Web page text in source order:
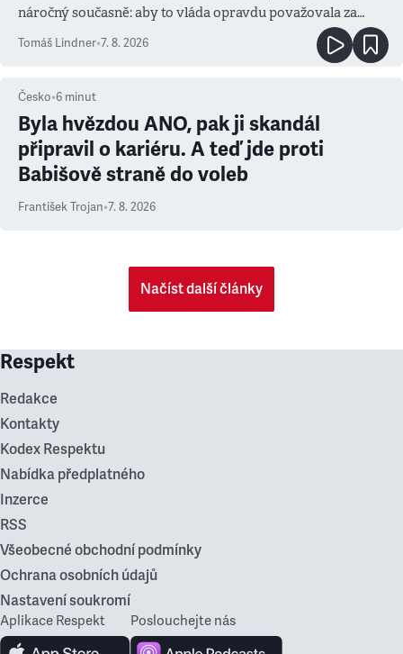
náročný současně: aby to vláda opravdu považovala za
prioritu
Tomáš Lindner•7. 8. 2026
Česko•6 minut
Byla hvězdou ANO, pak ji skandál
připravil o kariéru. A teď jde proti
Babišově straně do voleb
František Trojan•7. 8. 2026
Načíst další články
Respekt
Redakce
Kontakty
Kodex Respektu
Nabídka předplatného
Inzerce
RSS
Všeobecné obchodní podmínky
Ochrana osobních údajů
Nastavení soukromí
Aplikace Respekt Poslouchejte nás